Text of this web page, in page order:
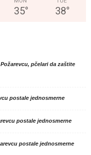
35° 38°
pčelari da zaštite
postale jednosmerne
postale jednosmerne
postale jednosmerne